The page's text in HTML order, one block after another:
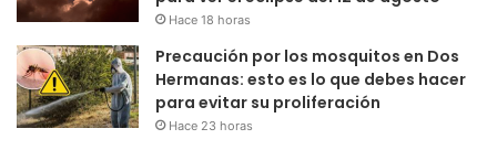
Hace 18 horas
Precaución por los mosquitos en Dos
Hermanas: esto es lo que debes hacer
para evitar su proliferación
Hace 23 horas